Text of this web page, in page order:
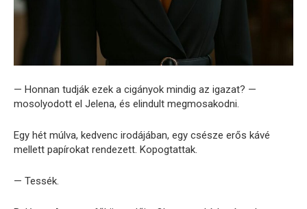
— Honnan tudják ezek a cigányok mindig az igazat? —
mosolyodott el Jelena, és elindult megmosakodni.
Egy hét múlva, kedvenc irodájában, egy csésze erős kávé
mellett papírokat rendezett. Kopogtattak.
— Tessék.